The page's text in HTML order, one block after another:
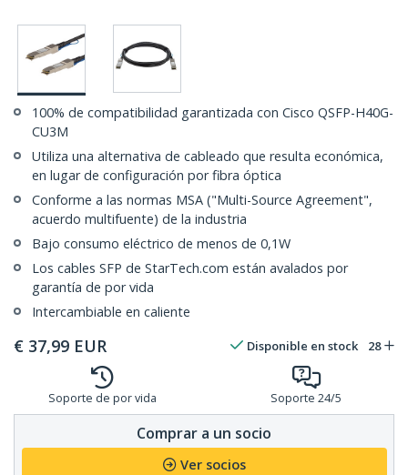
100% de compatibilidad garantizada con Cisco QSFP-H40G-
CU3M
Utiliza una alternativa de cableado que resulta económica,
en lugar de configuración por fibra óptica
Conforme a las normas MSA ("Multi-Source Agreement",
acuerdo multifuente) de la industria
Bajo consumo eléctrico de menos de 0,1W
Los cables SFP de StarTech.com están avalados por
garantía de por vida
Intercambiable en caliente
€ 37,99 EUR Disponible en stock 28
Soporte de por vida Soporte 24/5
Comprar a un socio
Ver socios